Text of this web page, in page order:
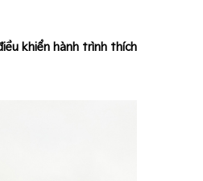
khiển hành trình thích